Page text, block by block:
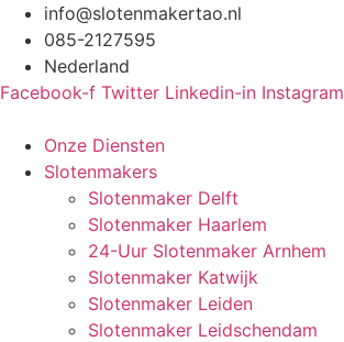
naar
inhoud
info@slotenmakertao.nl
085-2127595
Nederland
Facebook-f Twitter Linkedin-in Instagram
Onze Diensten
Slotenmakers
Slotenmaker Delft
Slotenmaker Haarlem
24-Uur Slotenmaker Arnhem
Slotenmaker Katwijk
Slotenmaker Leiden
Slotenmaker Leidschendam